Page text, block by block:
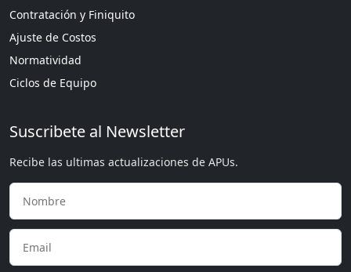
Contratación y Finiquito
Ajuste de Costos
Normatividad
Ciclos de Equipo
Suscribete al Newsletter
Recibe las ultimas actualizaciones de APUs.